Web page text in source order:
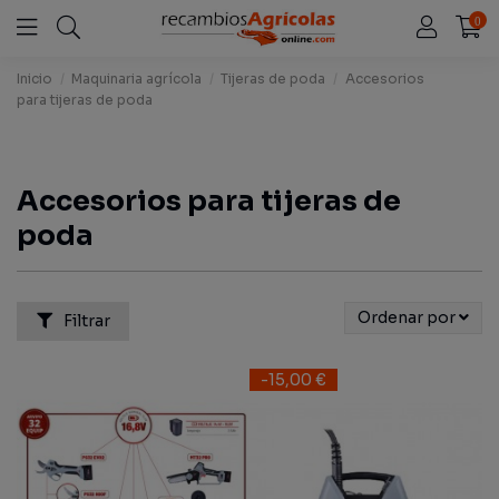
0
Inicio Maquinaria agrícola Tijeras de poda
Accesorios
para tijeras de poda
Accesorios para tijeras de
poda
Filtrar Ordenar por
-15,00 €